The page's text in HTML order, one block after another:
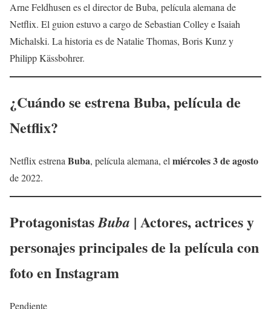
Arne Feldhusen es el director de Buba, película alemana de
Netflix. El guion estuvo a cargo de Sebastian Colley e Isaiah
Michalski. La historia es de Natalie Thomas, Boris Kunz y
Philipp Kässbohrer.
¿Cuándo se estrenaBuba, película de
Netflix?
Netflix estrena Buba, película alemana, el miércoles 3 de agosto
de 2022.
ProtagonistasBuba | Actores, actrices y
personajes principales de la película con
foto en Instagram
Pendiente